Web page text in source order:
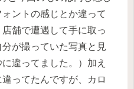
ントの感じとか違って
舗で遭遇して手に取っ
が撮っていた写真と見
違ってました。）加え
ってたんですが、カロ